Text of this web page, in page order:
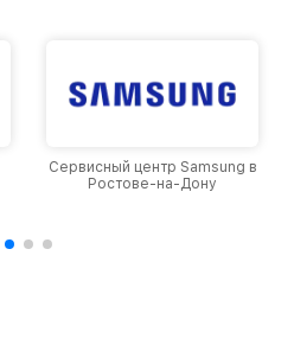
Сервисный центр Samsung в
Ростове-на-Дону